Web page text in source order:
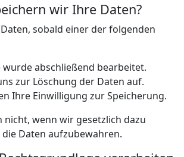
wir Ihre Daten?
sobald einer der folgenden
abschließend bearbeitet.
zur Löschung der Daten auf.
Ihre Einwilligung zur Speicherung.
nicht, wenn wir gesetzlich dazu
Daten aufzubewahren.